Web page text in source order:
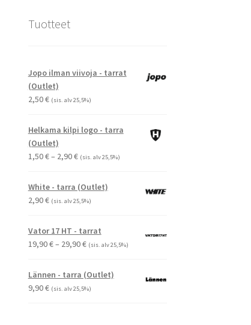
Tuotteet
Jopo ilman viivoja - tarrat
(Outlet)
2,50€ (sis. alv 25,5%)
Helkama kilpi logo - tarra
(Outlet)
1,50€– 2,90€Hintaluokka:
-
(sis. alv 25,5%)
White - tarra (Outlet)
2,90€ (sis. alv 25,5%)
Vator 17 HT - tarrat
19,90€– 29,90€Hintaluokka:
-
(sis. alv 25,5%)
Lännen - tarra (Outlet)
9,90€ (sis. alv 25,5%)